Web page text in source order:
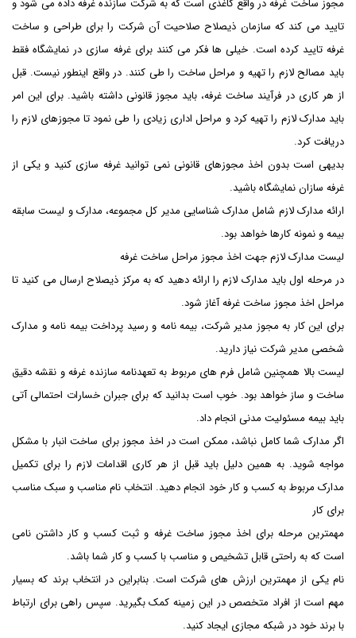
مجوز ساخت غرفه در واقع کاغذی است که به شرکت سازنده غرفه داده می شود و
تایید می کند که سازمان ذیصلاح صلاحیت آن شرکت را برای طراحی و ساخت
غرفه تایید کرده است. خیلی ها فکر می کنند برای غرفه سازی در نمایشگاه فقط
باید مصالح لازم را تهیه و مراحل ساخت را طی کنند. در واقع اینطور نیست. قبل
از هر کاری در فرآیند ساخت غرفه، باید مجوز قانونی داشته باشید. برای این امر
باید مدارک لازم را تهیه کرد و مراحل اداری زیادی را طی نمود تا مجوزهای لازم را
دریافت کرد.
بدیهی است بدون اخذ مجوزهای قانونی نمی توانید غرفه سازی کنید و یکی از
غرفه سازان نمایشگاه باشید.
ارائه مدارک لازم شامل مدارک شناسایی مدیر کل مجموعه، مدارک و لیست سابقه
بیمه و نمونه کارها خواهد بود.
لیست مدارک لازم جهت اخذ مجوز مراحل ساخت غرفه
در مرحله اول باید مدارک لازم را ارائه دهید که به مرکز ذیصلاح ارسال می کنید تا
مراحل اخذ مجوز ساخت غرفه آغاز شود.
برای این کار به مجوز مدیر شرکت، بیمه نامه و رسید پرداخت بیمه نامه و مدارک
شخصی مدیر شرکت نیاز دارید.
لیست بالا همچنین شامل فرم های مربوط به تعهدنامه سازنده غرفه و نقشه دقیق
ساخت و ساز خواهد بود. خوب است بدانید که برای جبران خسارات احتمالی آتی
باید بیمه مسئولیت مدنی انجام داد.
اگر مدارک شما کامل نباشد، ممکن است در اخذ مجوز برای ساخت انبار با مشکل
مواجه شوید. به همین دلیل باید قبل از هر کاری اقدامات لازم را برای تکمیل
مدارک مربوط به کسب و کار خود انجام دهید. انتخاب نام مناسب و سبک مناسب
برای کار
مهمترین مرحله برای اخذ مجوز ساخت غرفه و ثبت کسب و کار داشتن نامی
است که به راحتی قابل تشخیص و مناسب با کسب و کار شما باشد.
نام یکی از مهمترین ارزش های شرکت است. بنابراین در انتخاب برند که بسیار
مهم است از افراد متخصص در این زمینه کمک بگیرید. سپس راهی برای ارتباط
با برند خود در شبکه مجازی ایجاد کنید.